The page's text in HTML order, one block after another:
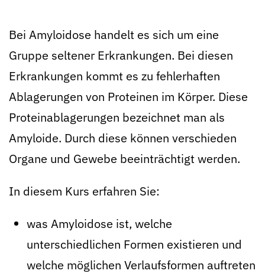
Bei Amyloidose handelt es sich um eine
Gruppe seltener Erkrankungen. Bei diesen
Erkrankungen kommt es zu fehlerhaften
Ablagerungen von Proteinen im Körper. Diese
Proteinablagerungen bezeichnet man als
Amyloide. Durch diese können verschieden
Organe und Gewebe beeinträchtigt werden.
In diesem Kurs erfahren Sie:
was Amyloidose ist, welche
unterschiedlichen Formen existieren und
welche möglichen Verlaufsformen auftreten